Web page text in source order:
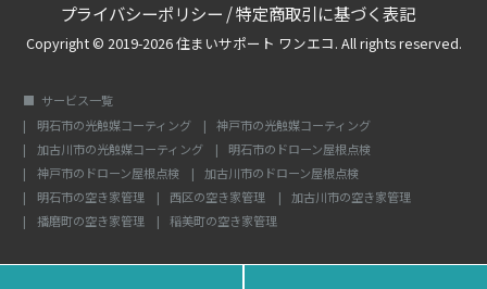
プライバシーポリシー /特定商取引に基づく表記
Copyright © 2019-2026 住まいサポート ワンエコ. All rights reserved.
サービス一覧
明石市の光触媒コーティング
神戸市の光触媒コーティング
加古川市の光触媒コーティング
明石市のドローン屋根点検
神戸市のドローン屋根点検
加古川市のドローン屋根点検
明石市の空き家管理
西区の空き家管理
加古川市の空き家管理
播磨町の空き家管理
稲美町の空き家管理